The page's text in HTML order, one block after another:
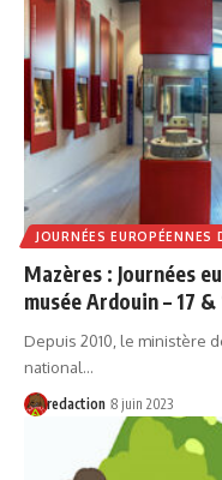
JOURNÉES EUROPÉENNES
Mazères : Journées
musée Ardouin – 17
Depuis 2010, le ministère
national…
redaction 8 juin 2023